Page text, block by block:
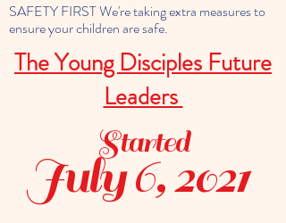
SAFETY FIRST We're taking extra measures to
ensure your children are safe.
The Young Disciples Future
Leaders
July 6, 2021
Started